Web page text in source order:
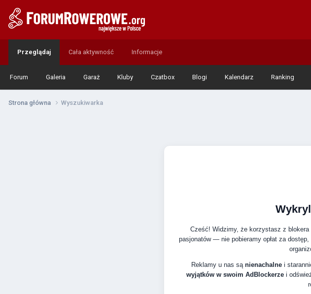
Przeglądaj
Forum Galeria Garaż Kluby Czatbox Blogi Kalendarz Ranking
Cała aktywność Informacje
Strona główna Wyszukiwarka
Cześć! Widzimy, że korzystasz z blokera
pasjonatów — nie pobieramy opłat za
Reklamy u nas są nienachalnei
wyjątków w swoim AdBlockerzei